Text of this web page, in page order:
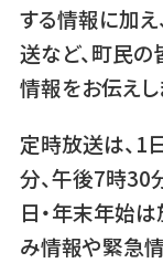
する情報に加
送など、町民
情報をお伝えし
定時放送は、1
分、午後7時30
日・年末年始
み情報や緊急